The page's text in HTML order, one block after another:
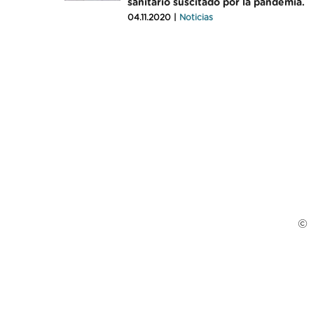
sanitario suscitado por la pandemia.
04.11.2020 | Noticias
©